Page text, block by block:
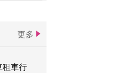
更多
租車行